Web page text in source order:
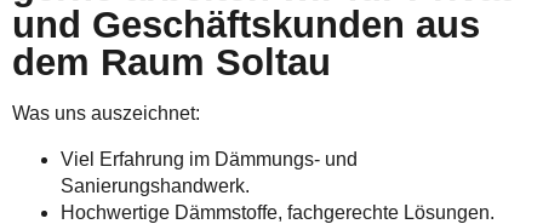
und Geschäftskunden aus
dem Raum Soltau
Was uns auszeichnet:
Viel Erfahrung im Dämmungs- und
Sanierungshandwerk.
Hochwertige Dämmstoffe, fachgerechte Lösungen.